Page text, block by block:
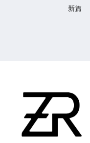
新篇